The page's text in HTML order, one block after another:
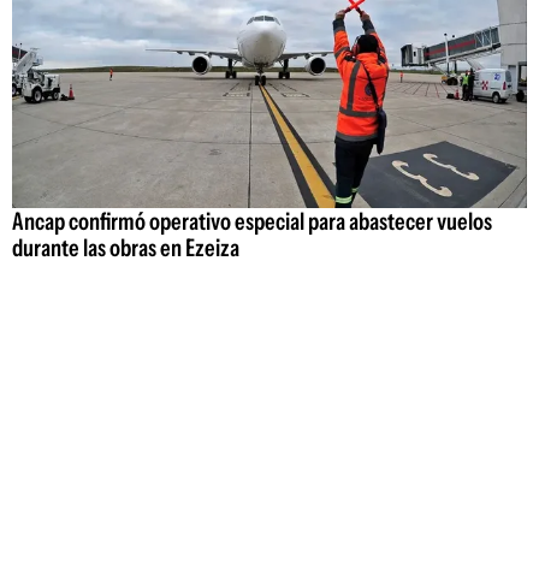
Ancap confirmó operativo especial para abastecer vuelos
durante las obras en Ezeiza